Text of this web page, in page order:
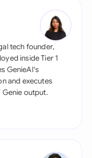
tech founder,
inside Tier 1
GenieAI's
and executes
Genie output.